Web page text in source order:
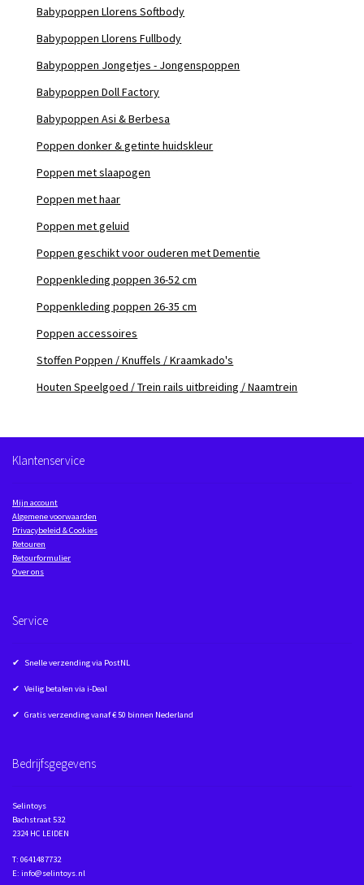
Babypoppen Llorens Softbody
Babypoppen Llorens Fullbody
Babypoppen Jongetjes - Jongenspoppen
Babypoppen Doll Factory
Babypoppen Asi & Berbesa
Poppen donker & getinte huidskleur
Poppen met slaapogen
Poppen met haar
Poppen met geluid
Poppen geschikt voor ouderen met Dementie
Poppenkleding poppen 36-52 cm
Poppenkleding poppen 26-35 cm
Poppen accessoires
Stoffen Poppen / Knuffels / Kraamkado's
Houten Speelgoed / Trein rails uitbreiding / Naamtrein
Klantenservice
Mijn account
Algemene voorwaarden
Privacybeleid & Cookies
Retouren
Retourformulier
Over ons
Service
✔ Snelle verzending via PostNL
✔ Veilig betalen via i-Deal
✔ Gratis verzending vanaf € 50 binnen Nederland
Bedrijfsgegevens
Selintoys
Bachstraat 532
2324 HC LEIDEN
T: 0641487732
E: info@selintoys.nl